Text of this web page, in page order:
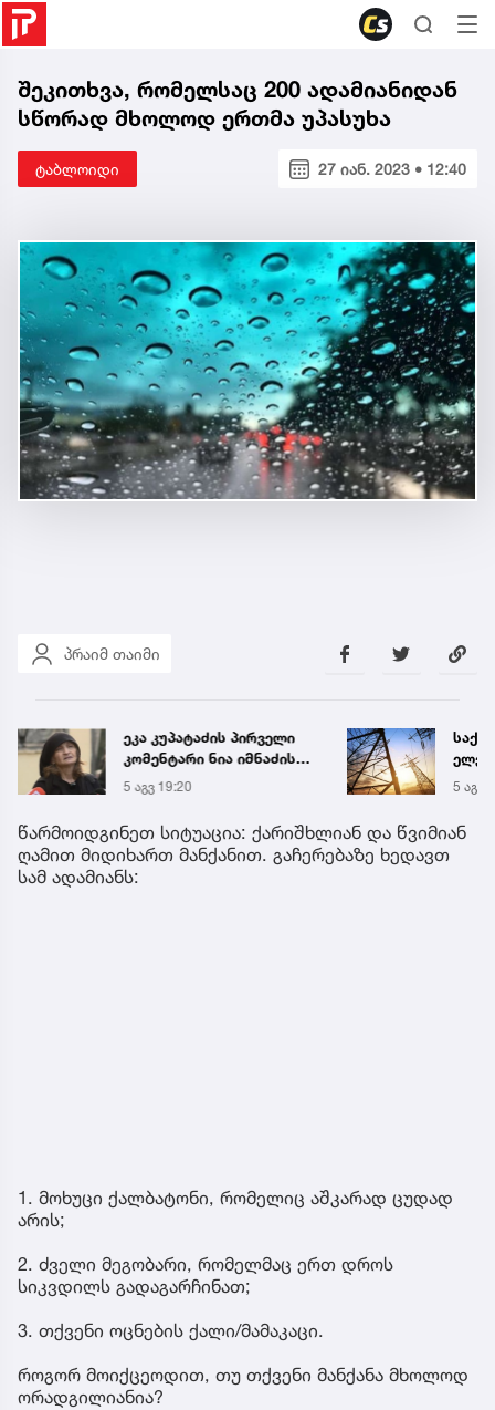
შეკითხვა, რომელსაც 200 ადამიანიდან
სწორად მხოლოდ ერთმა უპასუხა
ტაბლოიდი 27 იან. 2023 • 12:40
პრაიმ თაიმი
ეკა კუპატაძის პირველი
კომენტარი ნია იმნაძის
დაკავების შემდეგ
5 აგვ 19:20 5 აგვ
წარმოიდგინეთ სიტუაცია: ქარიშხლიან და წვიმიან
ღამით მიდიხართ მანქანით. გაჩერებაზე ხედავთ
სამ ადამიანს:
1. მოხუცი ქალბატონი, რომელიც აშკარად ცუდად
არის;
2. ძველი მეგობარი, რომელმაც ერთ დროს
სიკვდილს გადაგარჩინათ;
3. თქვენი ოცნების ქალი/მამაკაცი.
როგორ მოიქცეოდით, თუ თქვენი მანქანა მხოლოდ
ორადგილიანია?